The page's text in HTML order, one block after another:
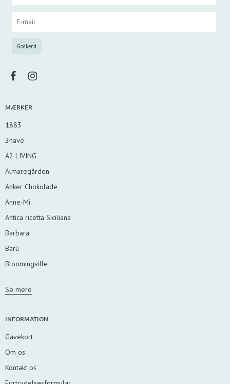
MÆRKER
1883
2have
A2 LIVING
Almaregården
Anker Chokolade
Anne-Mi
Antica ricetta Siciliana
Barbara
Barú
Bloomingville
Se mere
INFORMATION
Gavekort
Om os
Kontakt os